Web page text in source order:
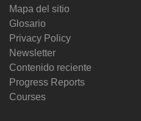
Mapa del sitio
Glosario
Privacy Policy
Newsletter
Contenido reciente
Progress Reports
Courses